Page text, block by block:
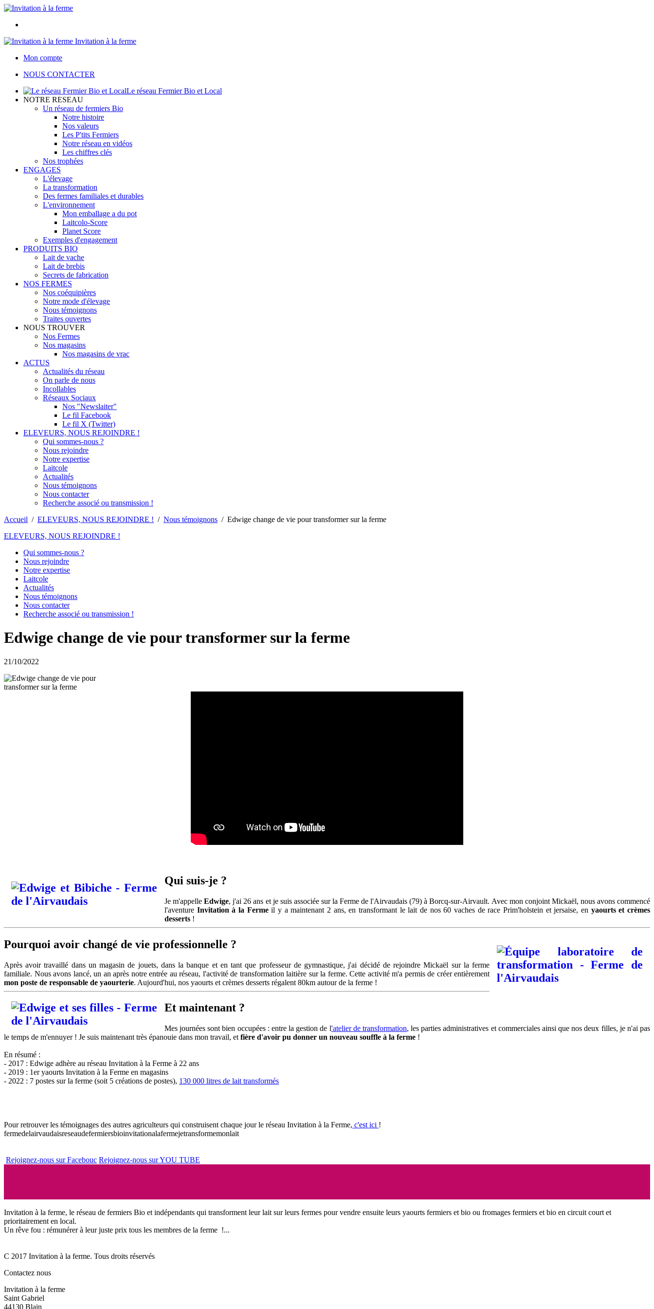
Invitation à la ferme
Mon compte
NOUS CONTACTER
Le réseau Fermier Bio et Local
NOTRE RESEAU
Un réseau de fermiers Bio
Notre histoire
Nos valeurs
Les P'tits Fermiers
Notre réseau en vidéos
Les chiffres clés
Nos trophées
ENGAGES
L'élevage
La transformation
Des fermes familiales et durables
L'environnement
Mon emballage a du pot
Laitcolo-Score
Planet Score
Exemples d'engagement
PRODUITS BIO
Lait de vache
Lait de brebis
Secrets de fabrication
NOS FERMES
Nos coéquipières
Notre mode d'élevage
Nous témoignons
Traites ouvertes
NOUS TROUVER
Nos Fermes
Nos magasins
Nos magasins de vrac
ACTUS
Actualités du réseau
On parle de nous
Incollables
Réseaux Sociaux
Nos "Newslaiter"
Le fil Facebook
Le fil X (Twitter)
ELEVEURS, NOUS REJOINDRE !
Qui sommes-nous ?
Nous rejoindre
Notre expertise
Laitcole
Actualités
Nous témoignons
Nous contacter
Recherche associé ou transmission !
Accueil / ELEVEURS, NOUS REJOINDRE ! / Nous témoignons / Edwige change de vie pour transformer sur la ferme
ELEVEURS, NOUS REJOINDRE !
Qui sommes-nous ?
Nous rejoindre
Notre expertise
Laitcole
Actualités
Nous témoignons
Nous contacter
Recherche associé ou transmission !
Edwige change de vie pour transformer sur la ferme
21/10/2022
Qui suis-je ?
Je m'appelleEdwige, j'ai 26 ans et je suis associée sur la Ferme de l'Airvaudais (79) à Borcq-sur-Airvault. Avec mon conjoint Mickaël, nous avons commencé
l'aventure Invitation à la Fermeil y a maintenant 2 ans, en transformant le lait de nos 60 vaches de race Prim'holstein et jersaise, en yaourts et crèmes
desserts !
Pourquoi avoir changé de vie professionnelle ?
Après avoir travaillé dans un magasin de jouets, dans la banque et en tant que professeur de gymnastique, j'ai décidé de rejoindre Mickaël sur la ferme
familiale. Nous avons lancé, un an après notre entrée au réseau, l'activité de transformation laitière sur la ferme. Cette activité m'a permis de créer entièrement
mon poste de responsable de yaourterie. Aujourd'hui, nos yaourts et crèmes desserts régalent 80km autour de la ferme !
Et maintenant ?
Mes journées sont bien occupées : entre la gestion de l'atelier de transformation, les parties administratives et commerciales ainsi que nos deux filles, je n'ai pas
le temps de m'ennuyer ! Je suis maintenant très épanouie dans mon travail, et fière d'avoir pu donner un nouveau souffle à la ferme !
En résumé :
- 2017 : Edwige adhère au réseau Invitation à la Ferme à 22 ans
- 2019 : 1er yaourts Invitation à la Ferme en magasins
- 2022 : 7 postes sur la ferme (soit 5 créations de postes), 130 000 litres de lait transformés
Pour retrouver les témoignages des autres agriculteurs qui construisent chaque jour le réseau Invitation à la Ferme, c'est ici !
fermedelairvaudaisreseaudefermiersbioinvitationalafermejetransformemonlait
Rejoignez-nous sur Facebouc Rejoignez-nous sur YOU TUBE
Invitation à la ferme, le réseau de fermiers Bio et indépendants qui transforment leur lait sur leurs fermes pour vendre ensuite leurs yaourts fermiers et bio ou fromages fermiers et bio en circuit court et
prioritairement en local.
Un rêve fou : rémunérer à leur juste prix tous les membres de la ferme !...
C 2017 Invitation à la ferme. Tous droits réservés
Contactez nous
Invitation à la ferme
Saint Gabriel
44130 Blain